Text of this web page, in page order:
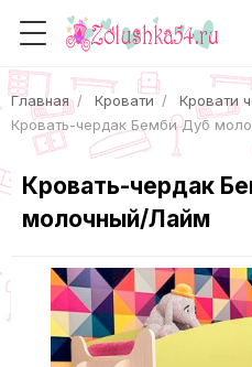
Главная Кровати
Кровати
Кровать-чердак Бемби Дуб
Кровать-чердак
молочный/Лайм